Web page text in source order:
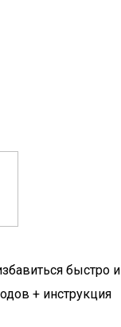
быстро и
+ инструкция